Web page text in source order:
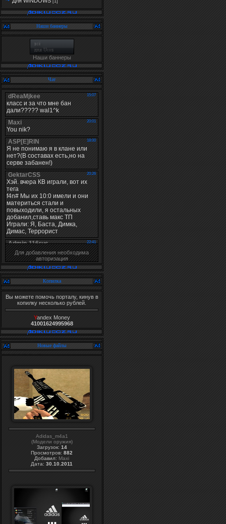
[1]
Наши баннеры
Наши баннеры
Чат
Для добавления необходима
авторизация
Копилка
Вы можете помочь порталу, кинув в
копилку несколько рублей.
Yandex Money
41001624995968
Новые файлы
Adidas_m4a1
(Модели оружия)
Загрузок: 14
Просмотров: 882
Добавил: Maxi
Дата: 30.10.2011